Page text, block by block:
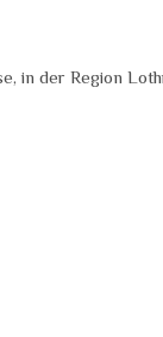
in der Region